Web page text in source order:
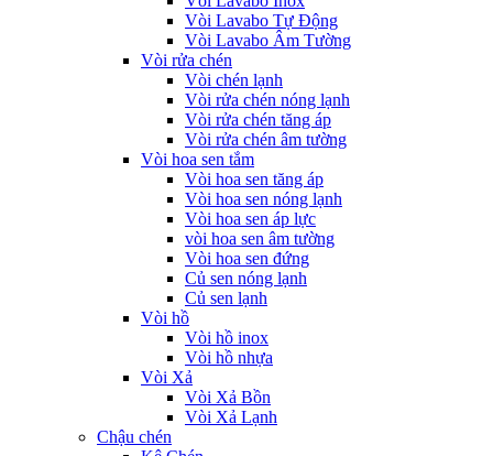
Vòi Lavabo Tự Động
Vòi Lavabo Âm Tường
Vòi rửa chén
Vòi chén lạnh
Vòi rửa chén nóng lạnh
Vòi rửa chén tăng áp
Vòi rửa chén âm tường
Vòi hoa sen tắm
Vòi hoa sen tăng áp
Vòi hoa sen nóng lạnh
Vòi hoa sen áp lực
vòi hoa sen âm tường
Vòi hoa sen đứng
Củ sen nóng lạnh
Củ sen lạnh
Vòi hồ
Vòi hồ inox
Vòi hồ nhựa
Vòi Xả
Vòi Xả Bồn
Vòi Xả Lạnh
Chậu chén